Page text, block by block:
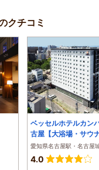
クチコミ
ベッセルホテルカン
古屋【大浴場・サウ
愛知県名古屋駅・名古屋
4.0